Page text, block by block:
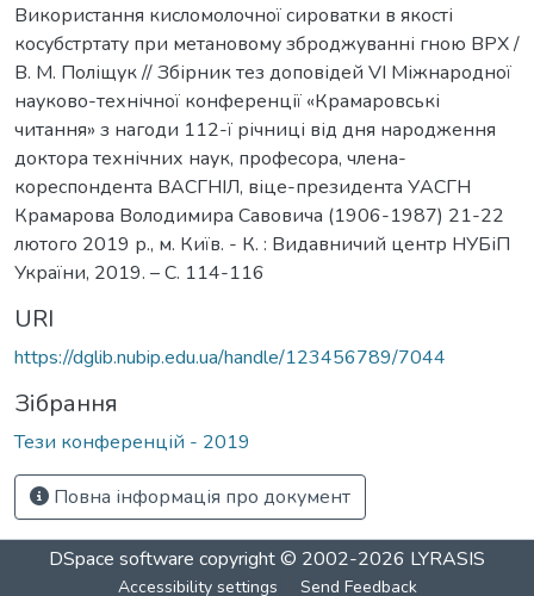
Використання кисломолочної сироватки в якості
косубстртату при метановому зброджуванні гною ВРХ /
В. М. Поліщук // Збірник тез доповідей VI Міжнародної
науково-технічної конференції «Крамаровські
читання» з нагоди 112-ї річниці від дня народження
доктора технічних наук, професора, члена-
кореспондента ВАСГНІЛ, віце-президента УАСГН
Крамарова Володимира Савовича (1906-1987) 21-22
лютого 2019 р., м. Київ. - К. : Видавничий центр НУБіП
України, 2019. – C. 114-116
URI
https://dglib.nubip.edu.ua/handle/123456789/7044
Зібрання
Тези конференцій - 2019
Повна інформація про документ
DSpace software copyright © 2002-2026 LYRASIS
Accessibility settings Send Feedback